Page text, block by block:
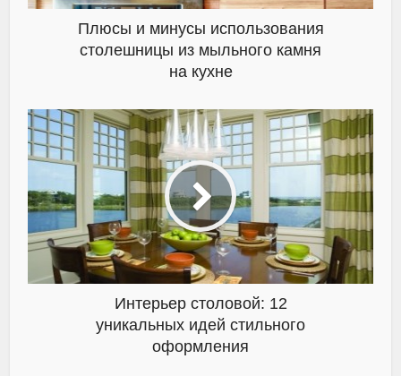
Плюсы и минусы использования
столешницы из мыльного камня
на кухне
Интерьер столовой: 12
уникальных идей стильного
оформления